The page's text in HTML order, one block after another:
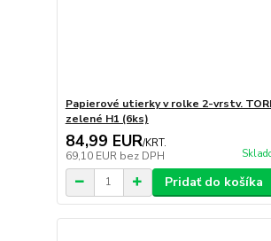
Papierové utierky v rolke 2-vrstv.
zelené H1 (6ks)
84,99 EUR/KRT.
69,10 EUR bez DPH
Pridať do košíka